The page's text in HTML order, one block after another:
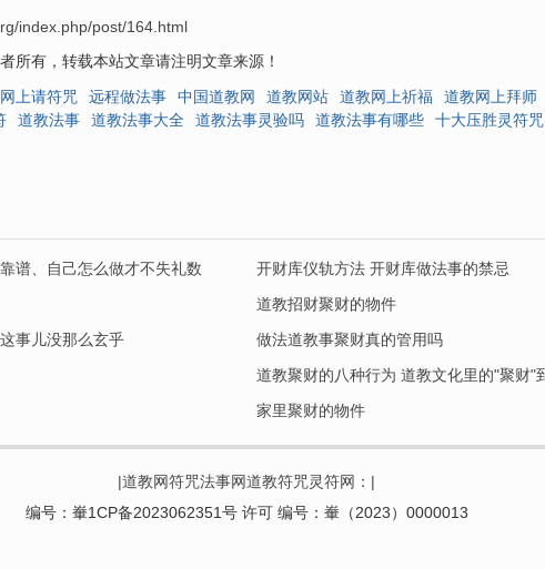
index.php/post/164.html
所有，转载本站文章请注明文章来源！
网上请符咒 远程做法事 中国道教网 道教网站 道教网上祈福 道教网上拜师
道教法事 道教法事大全 道教法事灵验吗 道教法事有哪些 十大压胜灵符咒
谱、自己怎么做才不失礼数
开财库仪轨方法 开财库做法事的禁忌
道教招财聚财的物件
事儿没那么玄乎
做法道教事聚财真的管用吗
家里聚财的物件
|道教网符咒法事网道教符咒灵符网：|
编号：輋1CP备2023062351号 许可 编号：輋（2023）0000013